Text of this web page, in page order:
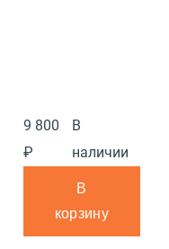
9 800
₽
В
наличии
В
корзину